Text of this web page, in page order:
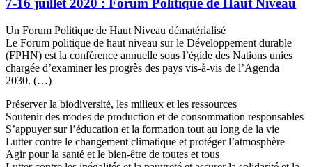
7-16 juillet 2020 : Forum Politique de Haut Niveau
Un Forum Politique de Haut Niveau dématérialisé
Le Forum politique de haut niveau sur le Développement durable
(FPHN) est la conférence annuelle sous l’égide des Nations unies
chargée d’examiner les progrès des pays vis-à-vis de l’Agenda
2030. (…)
Préserver la biodiversité, les milieux et les ressources
Soutenir des modes de production et de consommation responsables
S’appuyer sur l’éducation et la formation tout au long de la vie
Lutter contre le changement climatique et protéger l’atmosphère
Agir pour la santé et le bien-être de toutes et tous